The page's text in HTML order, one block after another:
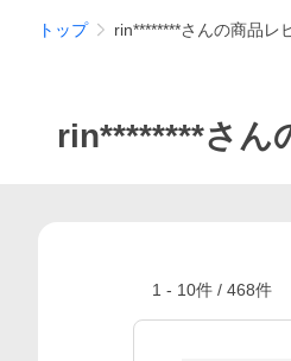
トップ rin********さんの商品レ
rin********さん
1 - 10件 / 468件